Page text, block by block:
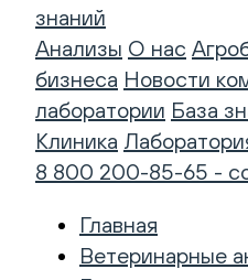
знаний
Анализы О нас
бизнеса Новости
лаборатории База
Клиника
8 800 200-85-65 -
Главная
Ветеринарные